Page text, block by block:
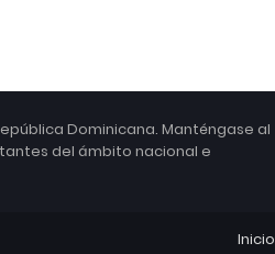
Dominicana. Manténgase al
del ámbito nacional e
Inicio